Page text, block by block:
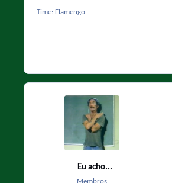
Time: Flamengo
Eu acho...